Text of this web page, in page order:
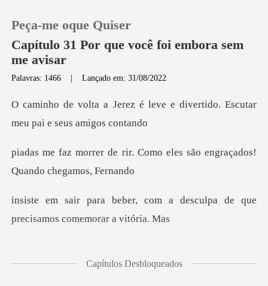
Loja
Histórico
Peça-me oque Quiser
Capítulo 31 Por que você foi embora sem
me avisar
Palavras: 1466 |Lançado em: 31/08/2022
leve e divertido. Escutar
m
r. Como eles são engraçado
com a desculpa de que
precis
reboque
Capítulos Desbloqueados